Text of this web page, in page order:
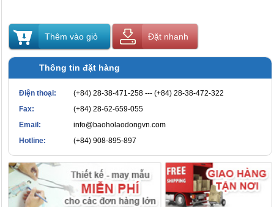
Thêm vào giỏ Đặt nhanh
Thông tin đặt hàng
Điện thoại:
(+84) 28-38-471-258 --- (+84) 28-38-472-322
Fax:
(+84) 28-62-659-055
Email:
info@baoholaodongvn.com
Hotline:
(+84) 908-895-897